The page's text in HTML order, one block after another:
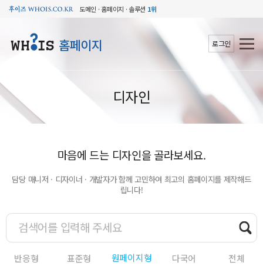
도메인 · 홈페이지 · 솔루션 1위
홈페이지 로그인
디자인
마음에 드는 디자인을 골라보세요.
담당 매니저 · 디자이너 · 개발자가 함께 고민하여 최고의 홈페이지를 제작해드
립니다!
반응형 표준형 원페이지형 다국어 전체